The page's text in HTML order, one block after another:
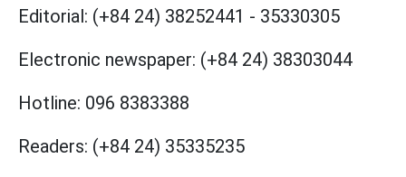
Editorial: (+84 24) 38252441 - 35330305
Electronic newspaper: (+84 24) 38303044
Hotline: 096 8383388
Readers: (+84 24) 35335235